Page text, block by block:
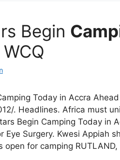
Begin
Today in Accra
. Headlines. Africa must
Begin Camping Today in
Eye Surgery. Kwesi Appiah
open for camping